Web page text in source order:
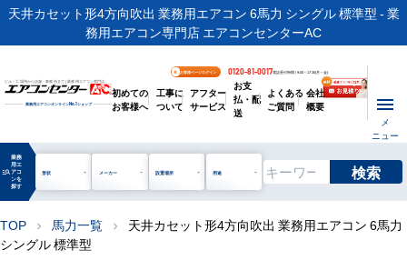
天井カセット形4方向吹出 業務用エアコン 6馬力 シングル 標準型 - 業
務用エアコン専門店 エアコンセンターAC
ビル・工場用から店舗・事務所まで | 業務用エアコン専門店
業務用エアコンオンラインNo.1ショップ
お客様ページログイン 0120-81-0017電話受付時間 / 9:00～17:30(月～金)
初めての
お客様へ
工事に
ついて
アフター
サービス
お支
払・配
送
よくある
ご質問
会社
概要
メ
ニュー
manage_search
業務
用エ
アコ
ンを
探す
形状 メーカー 設置場所 用途 検索
TOP chevron_right 馬力一覧 chevron_right
天井カセット形4方向吹出 業務用エアコン 6馬力
シングル 標準型